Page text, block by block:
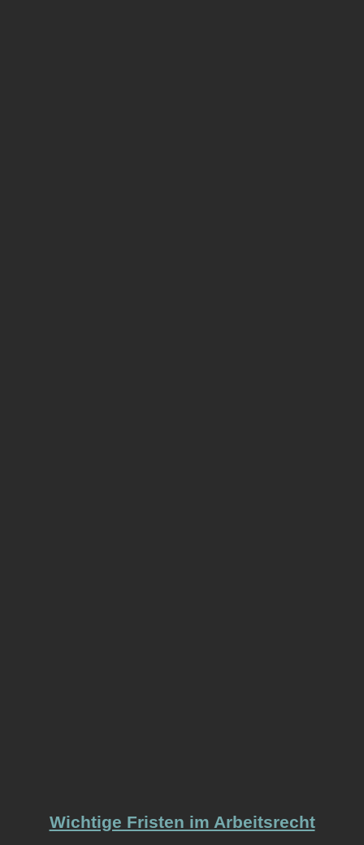
Wichtige Fristen im Arbeitsrecht